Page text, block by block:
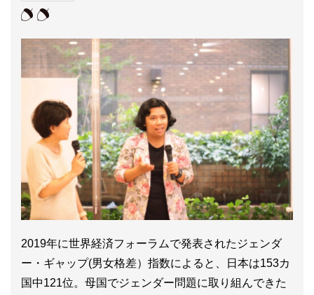
2019年に世界経済フォーラムで発表されたジェンダ
ー・ギャップ(男女格差）指数によると、日本は153カ
国中121位。母国でジェンダー問題に取り組んできた